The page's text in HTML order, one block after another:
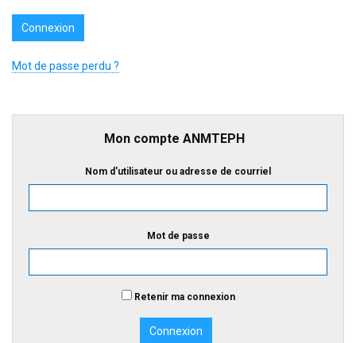
Mot de passe perdu ?
Mon compte ANMTEPH
Nom d'utilisateur ou adresse de courriel
Mot de passe
Retenir ma connexion